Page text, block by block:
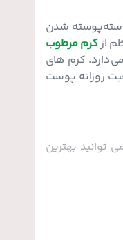
شدن
ازکرم‌ مرطوب
کرم‌ های
روزانه پوست
بهترین